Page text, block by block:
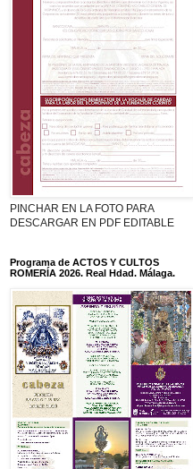
PINCHAR EN LA FOTO PARA
DESCARGAR EN PDF EDITABLE
Programa de ACTOS Y CULTOS
ROMERÍA 2026. Real Hdad. Málaga.